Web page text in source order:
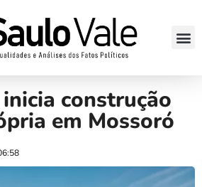
construção
em Mossoró